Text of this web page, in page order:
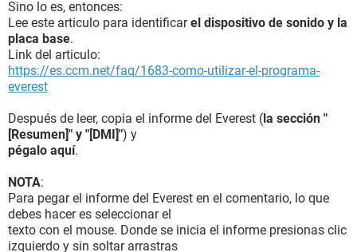
Sino lo es, entonces:
Lee este articulo para identificarel dispositivo de sonido y la
placa base.
Link del articulo:
https://es.ccm.net/faq/1683-como-utilizar-el-programa-
everest
Después de leer, copia el informe del Everest (la sección "
[Resumen]" y "[DMI]") y
pégalo aquí.
NOTA:
Para pegar el informe del Everest en el comentario, lo que
debes hacer es seleccionar el
texto con el mouse. Donde se inicia el informe presionas clic
izquierdo y sin soltar arrastras